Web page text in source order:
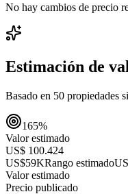
No hay cambios de precio
Estimación de
Basado en 50 propiedades
165%
Valor estimado
US$ 100.424
US$59KRango estimado
Valor estimado
Precio publicado